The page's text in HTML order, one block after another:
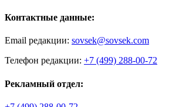
Контактные данные:
Email редакции: sovsek@sovsek.com
Телефон редакции: +7 (499) 288-00-72
Рекламный отдел: